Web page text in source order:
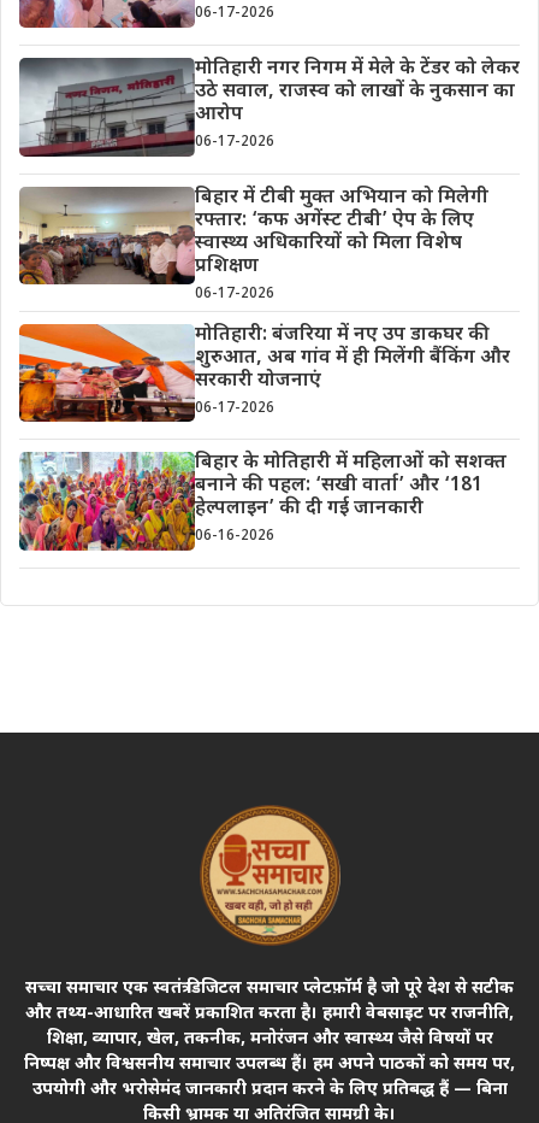
06-17-2026
मोतिहारी नगर निगम में मेले के टेंडर को लेकर
उठे सवाल, राजस्व को लाखों के नुकसान का
आरोप
06-17-2026
बिहार में टीबी मुक्त अभियान को मिलेगी
रफ्तार: ‘कफ अगेंस्ट टीबी’ ऐप के लिए
स्वास्थ्य अधिकारियों को मिला विशेष
प्रशिक्षण
06-17-2026
मोतिहारी: बंजरिया में नए उप डाकघर की
शुरुआत, अब गांव में ही मिलेंगी बैंकिंग और
सरकारी योजनाएं
06-17-2026
बिहार के मोतिहारी में महिलाओं को सशक्त
बनाने की पहल: ‘सखी वार्ता’ और ‘181
हेल्पलाइन’ की दी गई जानकारी
06-16-2026
सच्चा समाचार एक स्वतंत्र डिजिटल समाचार प्लेटफ़ॉर्म है जो पूरे देश से सटीक
और तथ्य-आधारित खबरें प्रकाशित करता है। हमारी वेबसाइट पर राजनीति,
शिक्षा, व्यापार, खेल, तकनीक, मनोरंजन और स्वास्थ्य जैसे विषयों पर
निष्पक्ष और विश्वसनीय समाचार उपलब्ध हैं। हम अपने पाठकों को समय पर,
उपयोगी और भरोसेमंद जानकारी प्रदान करने के लिए प्रतिबद्ध हैं — बिना
किसी भ्रामक या अतिरंजित सामग्री के।